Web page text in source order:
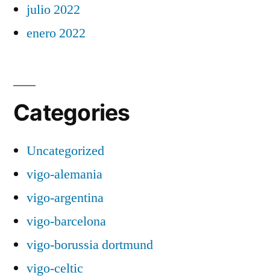
julio 2022
enero 2022
Categories
Uncategorized
vigo-alemania
vigo-argentina
vigo-barcelona
vigo-borussia dortmund
vigo-celtic